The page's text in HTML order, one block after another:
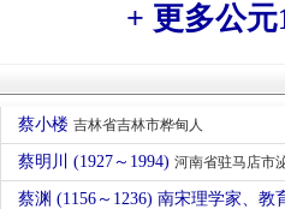
+ 更多公
蔡小楼 吉林省吉林市桦甸人
蔡明川 (1927～1994) 河南省驻马店市
蔡渊 (1156～1236) 南宋理学家、教